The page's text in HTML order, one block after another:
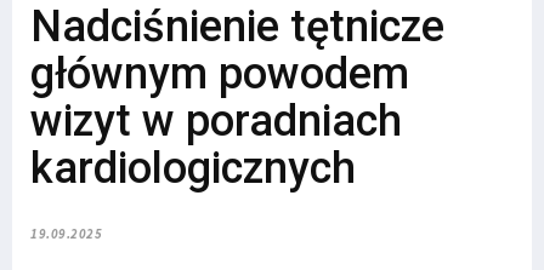
Nadciśnienie tętnicze
głównym powodem
wizyt w poradniach
kardiologicznych
19.09.2025